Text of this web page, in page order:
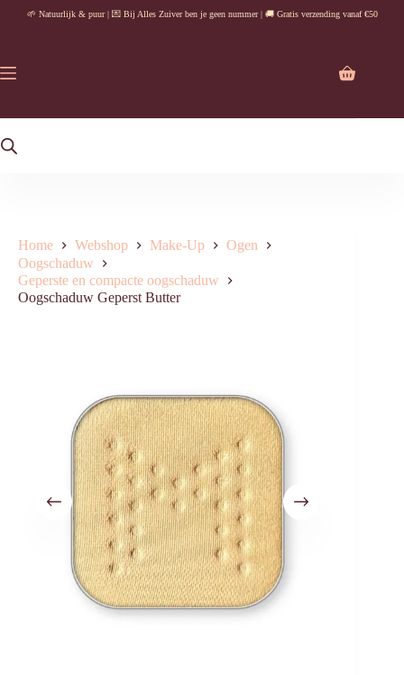
🌱 Natuurlijk & puur | 💌 Bij Alles Zuiver ben je geen nummer | 🚚 Gratis verzending vanaf €50
Home Webshop Make-Up
Ogen
Oogschaduw
Geperste en compacte oogschaduw
Oogschaduw Geperst Butter